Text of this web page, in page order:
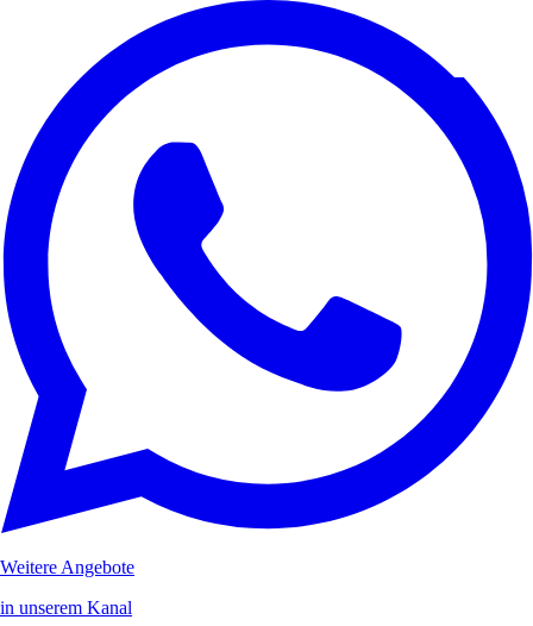
Weitere Angebote
in unserem Kanal